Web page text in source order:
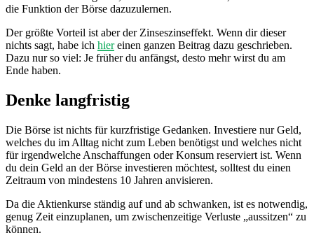
die Funktion der Börse dazuzulernen.
Der größte Vorteil ist aber der Zinseszinseffekt. Wenn dir dieser
nichts sagt, habe ich hiereinen ganzen Beitrag dazu geschrieben.
Dazu nur so viel: Je früher du anfängst, desto mehr wirst du am
Ende haben.
Denke langfristig
Die Börse ist nichts für kurzfristige Gedanken. Investiere nur Geld,
welches du im Alltag nicht zum Leben benötigst und welches nicht
für irgendwelche Anschaffungen oder Konsum reserviert ist. Wenn
du dein Geld an der Börse investieren möchtest, solltest du einen
Zeitraum von mindestens 10 Jahren anvisieren.
Da die Aktienkurse ständig auf und ab schwanken, ist es notwendig,
genug Zeit einzuplanen, um zwischenzeitige Verluste „aussitzen“ zu
können.